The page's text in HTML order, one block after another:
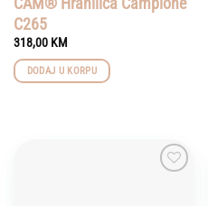
C265
318,00 KM
DODAJ U KORPU